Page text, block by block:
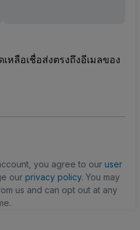
หลือเชื่อส่งตรงถึงอีเมลของ
you agree to our user
our privacy policy. You may
us and can opt out at any